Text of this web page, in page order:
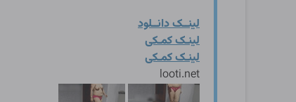
لینــک دانــلود
لینـک کمـکی
لینـک کمـکی
looti.net